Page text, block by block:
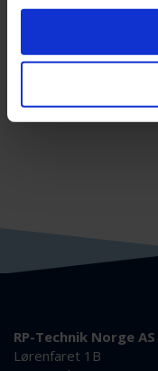
RP-Technik Norge AS
Lørenfaret 1B